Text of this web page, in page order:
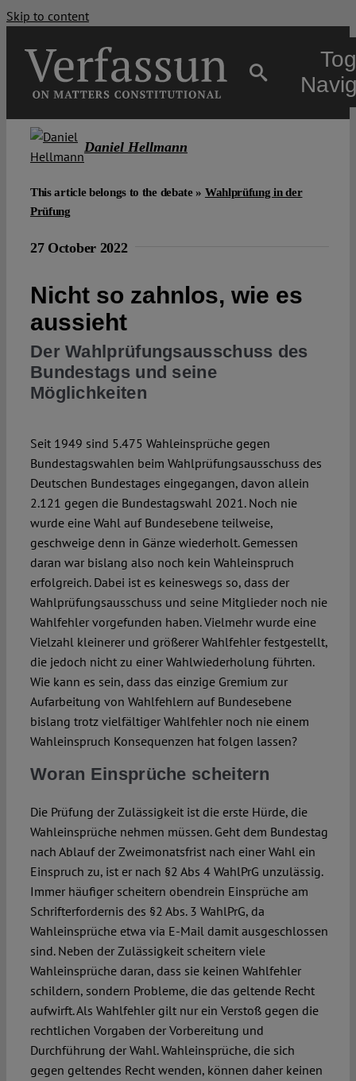
Skip to content
About
Open Access
Daniel Hellmann
This article belongs to the debate » Wahlprüfung in der
Prüfung
27 October 2022
Nicht so zahnlos, wie es
aussieht
Der Wahlprüfungsausschuss des
Bundestags und seine
Möglichkeiten
Seit 1949 sind 5.475 Wahleinsprüche gegen
Bundestagswahlen beim Wahlprüfungsausschuss des
Deutschen Bundestages eingegangen, davon allein
2.121 gegen die Bundestagswahl 2021. Noch nie
wurde eine Wahl auf Bundesebene teilweise,
geschweige denn in Gänze wiederholt. Gemessen
daran war bislang also noch kein Wahleinspruch
erfolgreich. Dabei ist es keineswegs so, dass der
Wahlprüfungsausschuss und seine Mitglieder noch nie
Wahlfehler vorgefunden haben. Vielmehr wurde eine
Vielzahl kleinerer und größerer Wahlfehler festgestellt,
die jedoch nicht zu einer Wahlwiederholung führten.
Wie kann es sein, dass das einzige Gremium zur
Aufarbeitung von Wahlfehlern auf Bundesebene
bislang trotz vielfältiger Wahlfehler noch nie einem
Wahleinspruch Konsequenzen hat folgen lassen?
Woran Einsprüche scheitern
Die Prüfung der Zulässigkeit ist die erste Hürde, die
Wahleinsprüche nehmen müssen. Geht dem Bundestag
nach Ablauf der Zweimonatsfrist nach einer Wahl ein
Einspruch zu, ist er nach §2 Abs 4 WahlPrG unzulässig.
Immer häufiger scheitern obendrein Einsprüche am
Schrifterfordernis des §2 Abs. 3 WahlPrG, da
Wahleinsprüche etwa via E-Mail damit ausgeschlossen
sind. Neben der Zulässigkeit scheitern viele
Wahleinsprüche daran, dass sie keinen Wahlfehler
schildern, sondern Probleme, die das geltende Recht
aufwirft. Als Wahlfehler gilt nur ein Verstoß gegen die
rechtlichen Vorgaben der Vorbereitung und
Durchführung der Wahl. Wahleinsprüche, die sich
gegen geltendes Recht wenden, können daher keinen